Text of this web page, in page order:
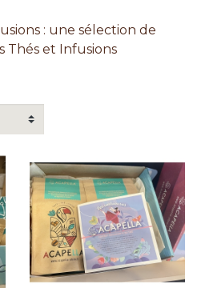
: une sélection de
Thés et Infusions